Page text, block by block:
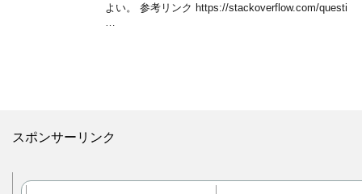
よい。 参考リンク https://stackoverflow.com/questi
スポンサーリンク